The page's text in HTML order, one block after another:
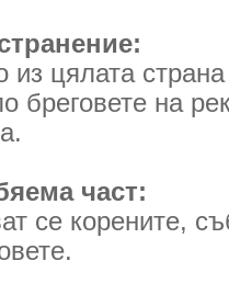
из цялата
бреговете на
част:
се корените,